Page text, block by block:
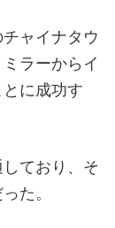
ャイナタウ
ラーからイ
に成功す
ており、そ
た。